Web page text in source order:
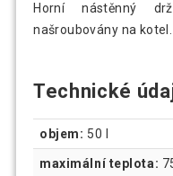
Horní nástěnný
našroubovány na kotel.
Technické
objem: 50 l
maximální teplota: